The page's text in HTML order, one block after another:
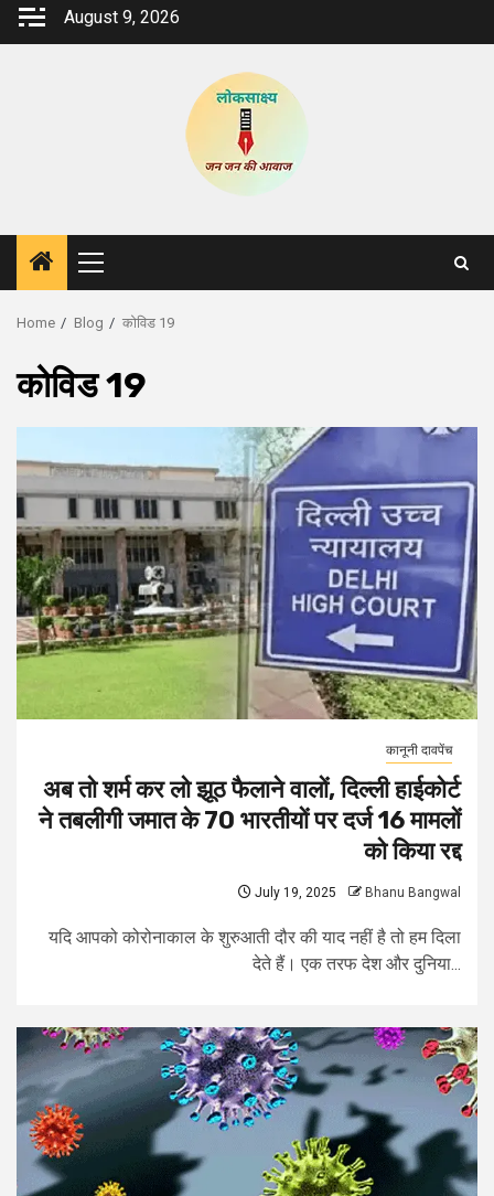
Skip
August 9, 2026
Primary
Menu
Home Blog कोविड 19
कोविड 19
कानूनी दावपेंच
अब तो शर्म कर लो झूठ फैलाने वालों, दिल्ली हाईकोर्ट
ने तबलीगी जमात के 70 भारतीयों पर दर्ज 16 मामलों
को किया रद्द
July 19, 2025 Bhanu Bangwal
यदि आपको कोरोनाकाल के शुरुआती दौर की याद नहीं है तो हम दिला
देते हैं। एक तरफ देश और दुनिया...